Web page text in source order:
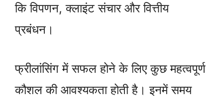
कि विपणन, क्लाइंट संचार और वित्तीय
प्रबंधन।
फ्रीलांसिंग में सफल होने के लिए कुछ महत्वपूर्ण
कौशल की आवश्यकता होती है। इनमें समय